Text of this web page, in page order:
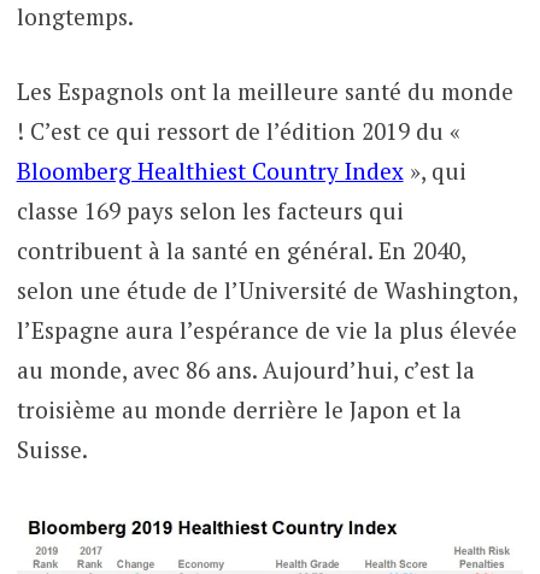
longtemps.
Les Espagnols ont la meilleure santé du monde
! C’est ce qui ressort de l’édition 2019 du «
Bloomberg Healthiest Country Index», qui
classe 169 pays selon les facteurs qui
contribuent à la santé en général. En 2040,
selon une étude de l’Université de Washington,
l’Espagne aura l’espérance de vie la plus élevée
au monde, avec 86 ans. Aujourd’hui, c’est la
troisième au monde derrière le Japon et la
Suisse.